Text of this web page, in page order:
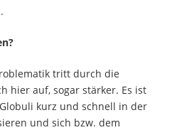
tritt durch die
hier auf, sogar stärker. Es ist
kurz und schnell in der
und sich bzw. dem